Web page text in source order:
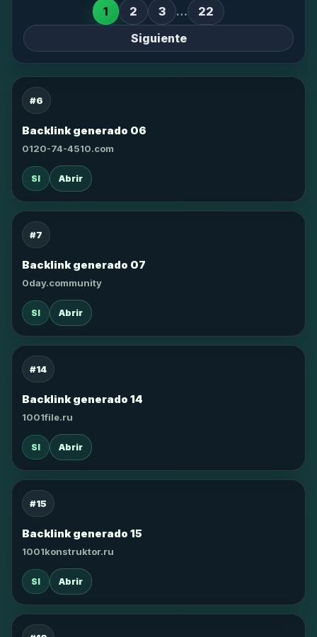
1
2 3 …
22
Siguiente
#6
Backlink generado 06
0120-74-4510.com
SI Abrir
#7
Backlink generado 07
0day.community
SI Abrir
#14
Backlink generado 14
1001file.ru
SI Abrir
#15
Backlink generado 15
1001konstruktor.ru
SI Abrir